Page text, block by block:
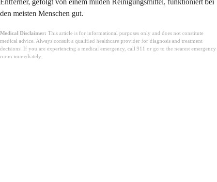
den meisten Menschen gut.
Medical Disclaimer: This article is for informational purposes only and does not constitute
medical advice. Always consult a qualified healthcare provider for diagnosis and treatment
decisions. If you are experiencing a medical emergency, call 911 or go to the nearest emergency
room immediately.